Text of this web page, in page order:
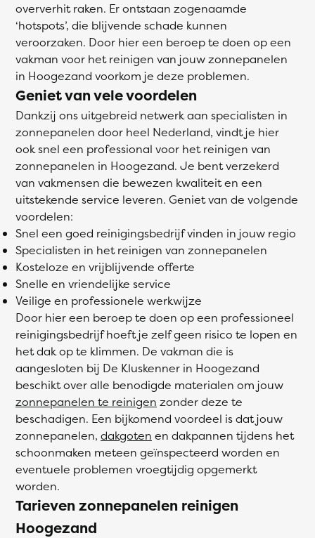
oververhit raken. Er ontstaan zogenaamde
‘hotspots’, die blijvende schade kunnen
veroorzaken. Door hier een beroep te doen op een
vakman voor het reinigen van jouw zonnepanelen
in Hoogezand voorkom je deze problemen.
Geniet van vele voordelen
Dankzij ons uitgebreid netwerk aan specialisten in
zonnepanelen door heel Nederland, vindt je hier
ook snel een professional voor het reinigen van
zonnepanelen in Hoogezand. Je bent verzekerd
van vakmensen die bewezen kwaliteit en een
uitstekende service leveren. Geniet van de volgende
voordelen:
Snel een goed reinigingsbedrijf vinden in jouw regio
Specialisten in het reinigen van zonnepanelen
Kosteloze en vrijblijvende offerte
Snelle en vriendelijke service
Veilige en professionele werkwijze
Door hier een beroep te doen op een professioneel
reinigingsbedrijf hoeft je zelf geen risico te lopen en
het dak op te klimmen. De vakman die is
aangesloten bij De Kluskenner in Hoogezand
beschikt over alle benodigde materialen om jouw
zonnepanelen te reinigen zonder deze te
beschadigen. Een bijkomend voordeel is dat jouw
zonnepanelen, dakgoten en dakpannen tijdens het
schoonmaken meteen geïnspecteerd worden en
eventuele problemen vroegtijdig opgemerkt
worden.
Tarieven zonnepanelen reinigen
Hoogezand